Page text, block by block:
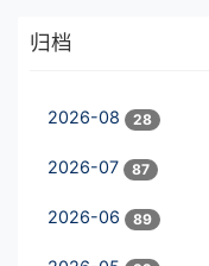
归档
2026-08 28
2026-07 87
2026-06 89